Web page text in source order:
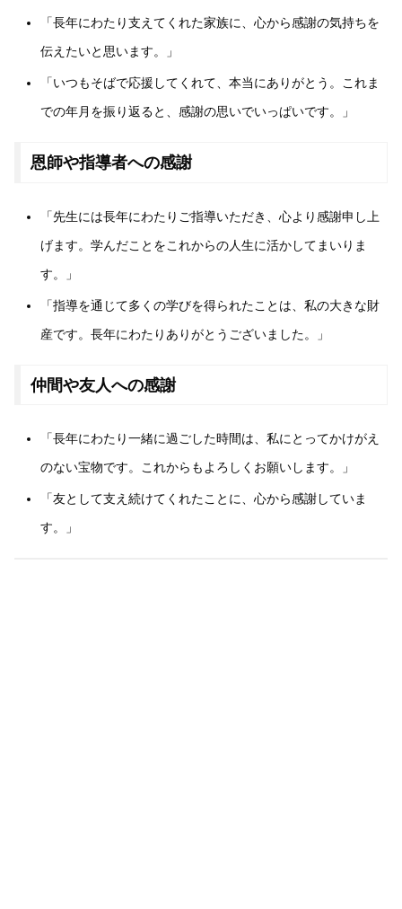
「長年にわたり支えてくれた家族に、心から感謝の気持ちを
伝えたいと思います。」
「いつもそばで応援してくれて、本当にありがとう。これま
での年月を振り返ると、感謝の思いでいっぱいです。」
恩師や指導者への感謝
「先生には長年にわたりご指導いただき、心より感謝申し上
げます。学んだことをこれからの人生に活かしてまいりま
す。」
「指導を通じて多くの学びを得られたことは、私の大きな財
産です。長年にわたりありがとうございました。」
仲間や友人への感謝
「長年にわたり一緒に過ごした時間は、私にとってかけがえ
のない宝物です。これからもよろしくお願いします。」
「友として支え続けてくれたことに、心から感謝していま
す。」